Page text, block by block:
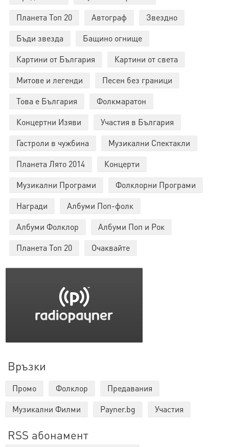
Планета Топ 20
Автограф
Звездно
Бъди звезда
Бащино огнище
Картини от България
Картини от света
Митове и легенди
Песен без граници
Това е България
Фолкмаратон
Концертни Изяви
Участия в България
Гастроли в чужбина
Музикални Спектакли
Планета Лято 2014
Концерти
Музикални Програми
Фолклорни Програми
Награди
Албуми Поп-фолк
Албуми Фолклор
Албуми Поп и Рок
Планета Топ 20
Очаквайте
Връзки
Промо Фолклор
Предавания
Музикални Филми
Payner.bg Участия
RSS абонамент